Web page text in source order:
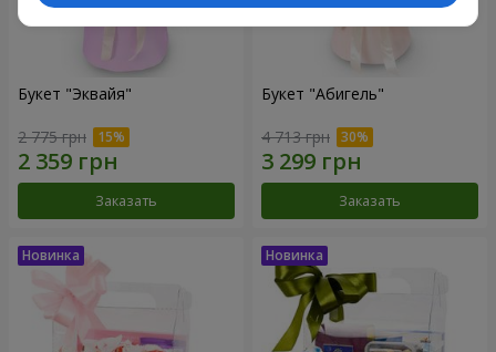
Букет "Эквайя"
2 775 грн
Заказать
Букет "Абигель"
4 713 грн
Заказать